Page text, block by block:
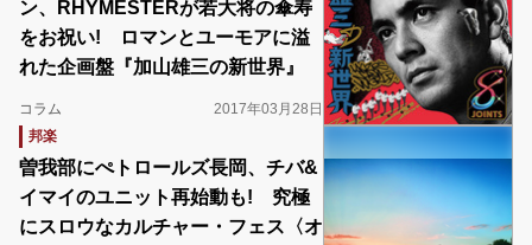
ン、RHYMESTERが若大将の傘寿
をお祝い! ロマンとユーモアに溢
れた企画盤『加山雄三の新世界』
コラム
2017年03月28日
邦楽
曽我部にぺトロールズ長岡、チバ&
イマイのユニット再始動も! 究極
にスロウなカルチャー・フェス〈オ